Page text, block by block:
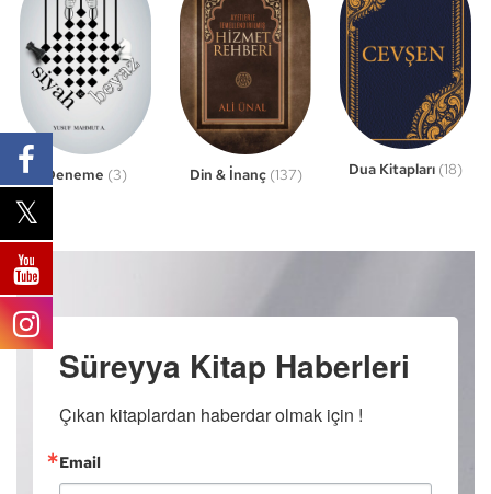
Deneme (3) Din & İnanç (137) Dua Kitapları (18)
Süreyya Kitap Haberleri
Çıkan kitaplardan haberdar olmak için !
Email